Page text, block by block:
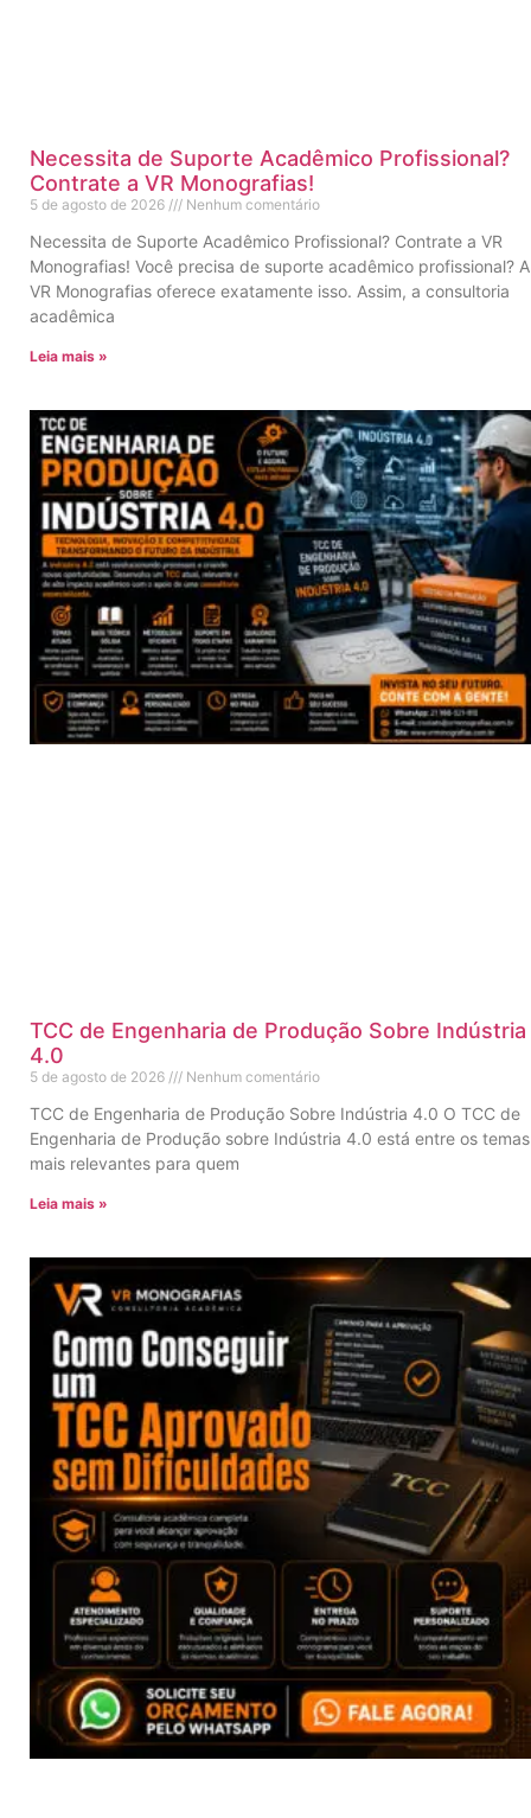
Necessita de Suporte Acadêmico Profissional?
Contrate a VR Monografias!
5 de agosto de 2026 Nenhum comentário
Necessita de Suporte Acadêmico Profissional? Contrate a VR
Monografias! Você precisa de suporte acadêmico profissional? A
VR Monografias oferece exatamente isso. Assim, a consultoria
acadêmica
Leia mais »
TCC de Engenharia de Produção Sobre Indústria
4.0
5 de agosto de 2026 Nenhum comentário
TCC de Engenharia de Produção Sobre Indústria 4.0 O TCC de
Engenharia de Produção sobre Indústria 4.0 está entre os temas
mais relevantes para quem
Leia mais »